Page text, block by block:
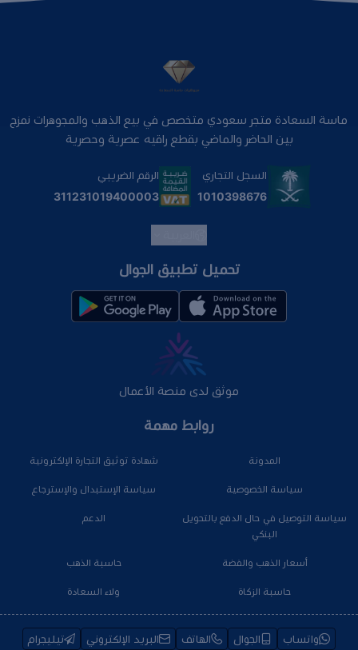
روابط مهمة
المدونة شهادة توثيق التجارة الإلكترونية
سياسة الخصوصية سياسة الإستبدال والإسترجاع
سياسة التوصيل في حال الدفع بالتحويل
البنكي
الدعم
أسعار الذهب والفضة حاسبة الذهب
حاسبة الزكاة ولاء السعادة
ماسة السعادة متجر سعودي متخصص في بيع الذهب والمجوهرات نمزج
بين الحاضر والماضي بقطع راقيه عصرية وحصرية
السجل التجاري
1010398676
الرقم الضريبي
311231019400003
تحميل تطبيق الجوال
موثق لدى منصة الأعمال
واتساب الجوال الهاتف البريد الإلكتروني تيليجرام